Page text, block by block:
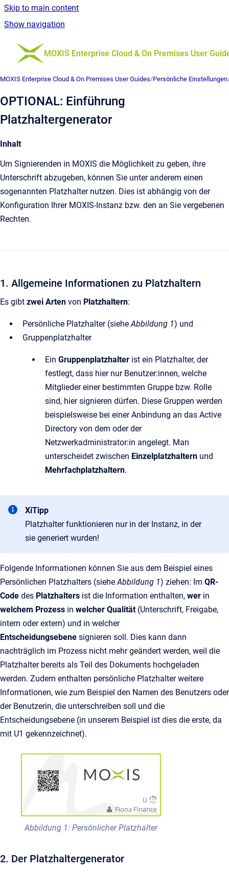
Skip to main content
Show navigation
Go to homepage
MOXIS Enterprise Cloud & On Premises User
MOXIS Enterprise Cloud & On Premises User Guides/Persönliche Einstellungen
OPTIONAL: Einführung
Platzhaltergenerator
Inhalt
Um Signierenden in MOXIS die Möglichkeit zu geben, ihre
Unterschrift abzugeben, können Sie unter anderem einen
sogenannten Platzhalter nutzen. Dies ist abhängig von der
Konfiguration Ihrer MOXIS-Instanz bzw. den an Sie vergebenen
Rechten.
1. Allgemeine Informationen zu Platzhaltern
Es gibt zwei Arten von Platzhaltern:
Persönliche Platzhalter (sieheAbbildung 1) und
Gruppenplatzhalter
Ein Gruppenplatzhalter ist ein Platzhalter, der
festlegt, dass hier nur Benutzer:innen, welche
Mitglieder einer bestimmten Gruppe bzw. Rolle
sind, hier signieren dürfen. Diese Gruppen werden
beispielsweise bei einer Anbindung an das Active
Directory von dem oder der
Netzwerkadministrator:in angelegt. Man
unterscheidet zwischen Einzelplatzhaltern und
Mehrfachplatzhaltern.
XiTipp
Platzhalter funktionieren nur in der Instanz, in der
sie generiert wurden!
Folgende Informationen können Sie aus dem Beispiel eines
Persönlichen Platzhalters (sieheAbbildung 1) ziehen: Im QR-
Code des Platzhalters ist die Information enthalten, wer in
welchem Prozess in welcher Qualität(Unterschrift, Freigabe,
intern oder extern) und in welcher
Entscheidungsebene signieren soll. Dies kann dann
nachträglich im Prozess nicht mehr geändert werden, weil die
Platzhalter bereits als Teil des Dokuments hochgeladen
werden. Zudem enthalten persönliche Platzhalter weitere
Informationen, wie zum Beispiel den Namen des Benutzers oder
der Benutzerin, die unterschreiben soll und die
Entscheidungsebene (in unserem Beispiel ist dies die erste, da
mit U1 gekennzeichnet).
Abbildung 1: Persönlicher Platzhalter
2. Der Platzhaltergenerator